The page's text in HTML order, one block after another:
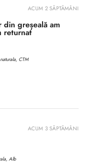
greșeală am
returnat
CTM
ACUM 2 SĂPTĂMÂNI
Alb
ACUM 3 SĂPTĂMÂNI